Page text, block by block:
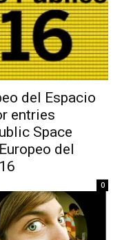
del Espacio
entries
Space
del
0